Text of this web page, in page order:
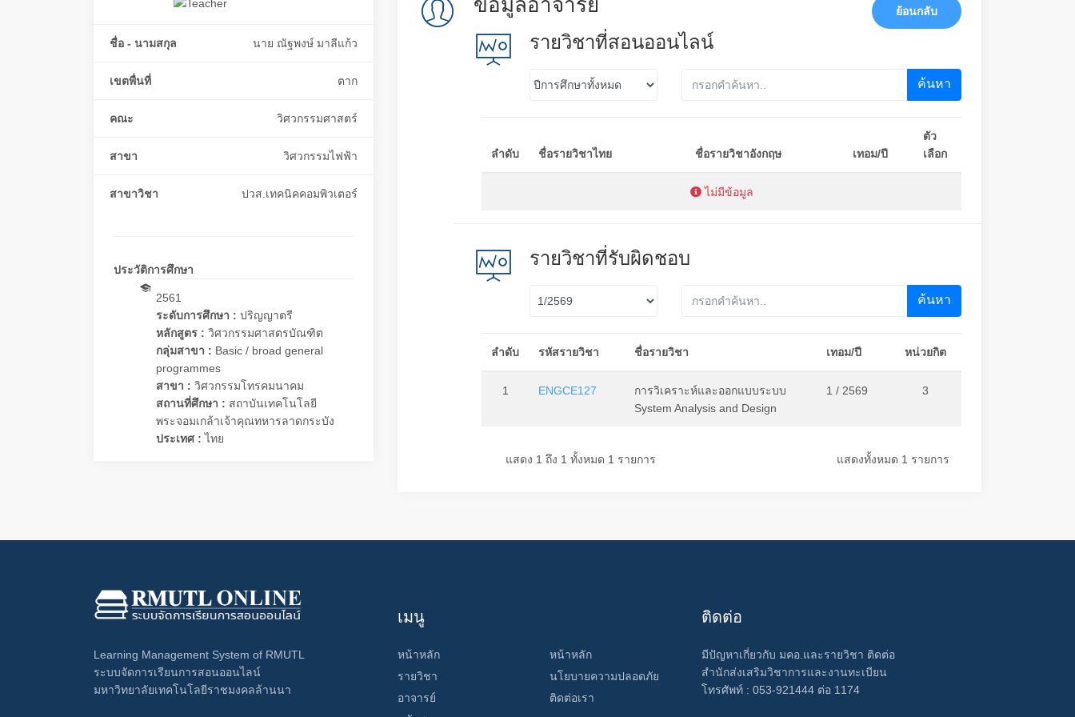
ชื่อ - นามสกุล นาย ณัฐพงษ์ มาลีแก้ว
เขตพื่นที่ ตาก
คณะ วิศวกรรมศาสตร์
สาขา วิศวกรรมไฟฟ้า
สาขาวิชา ปวส.เทคนิคคอมพิวเตอร์
ประวัติการศึกษา
2561
ระดับการศึกษา : ปริญญาตรี
หลักสูตร : วิศวกรรมศาสตรบัณฑิต
กลุ่มสาขา : Basic / broad general
programmes
สาขา : วิศวกรรมโทรคมนาคม
สถานที่ศึกษา : สถาบันเทคโนโลยี
พระจอมเกล้าเจ้าคุณทหารลาดกระบัง
ประเทศ :ไทย
ข้อมูลอาจารย์ ย้อนกลับ
รายวิชาที่สอนออนไลน์
ค้นหา
ลำดับ ชื่อรายวิชาไทย ชื่อรายวิชาอังกฤษ เทอม/ปี
ตัว
เลือก
ไม่มีข้อมูล
รายวิชาที่รับผิดชอบ
ค้นหา
ลำดับ รหัสรายวิชา ชื่อรายวิชา เทอม/ปี หน่วยกิต
1 ENGCE127
การวิเคราะห์และออกแบบระบบ
System Analysis and Design
1 / 2569 3
แสดง 1 ถึง 1 ทั้งหมด 1 รายการ แสดงทั้งหมด 1 รายการ
Learning Management System of RMUTL
ระบบจัดการเรียนการสอนออนไลน์
มหาวิทยาลัยเทคโนโลยีราชมงคลล้านนา
เมนู
หน้าหลัก
รายวิชา
อาจารย์
หน้าหลัก
นโยบายความปลอดภัย
ติดต่อเรา
ติดต่อ
มีปัญหาเกี่ยวกับ มคอ.และรายวิชา ติดต่อ
สำนักส่งเสริมวิชาการและงานทะเบียน
โทรศัพท์ : 053-921444 ต่อ 1174